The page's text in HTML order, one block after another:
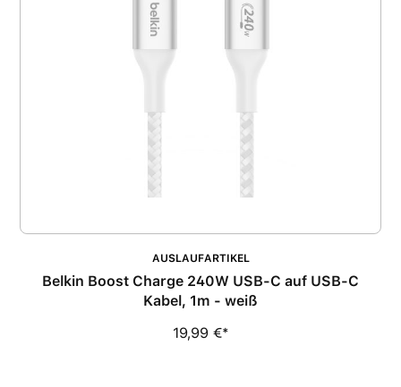
AUSLAUFARTIKEL
Belkin Boost Charge 240W USB-C auf USB-C
Kabel, 1m - weiß
19,99 €*